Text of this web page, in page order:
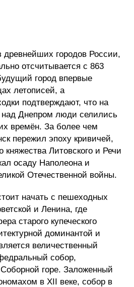
городов России,
отсчитывается с 863
город впервые
летописей, а
подтверждают, что на
Днепром люди селились
времён. За более чем
пережил эпоху кривичей,
княжества Литовского и Речи
осаду Наполеона и
Отечественной войны.
начать с пешеходных
и Ленина, где
старого купеческого
доминантой и
величественный
собор,
горе. Заложенный
в XII веке, собор в